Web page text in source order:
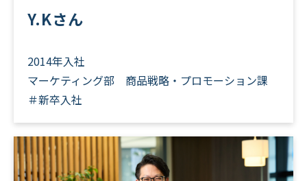
Y.Kさん
2014年入社
マーケティング部 商品戦略・プロモーション課
＃新卒入社